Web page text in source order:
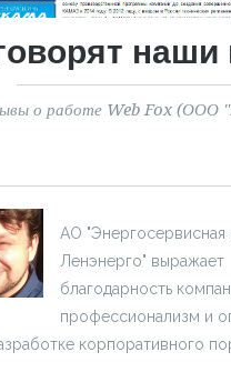
о работе Web Fox (ООО
АО "Энергосервисная
Ленэнерго" выражает
благодарность
профессионализм и
корпоративного